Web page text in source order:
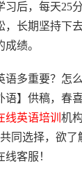
习后，每天25
，长期坚持下
绩。
多重要？怎
语】供稿，春
线英语培训 机
同选择，欲了
客服！